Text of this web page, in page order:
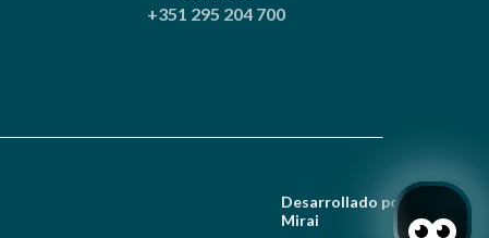
+351 295 204 700
Desarrollado por
Mirai